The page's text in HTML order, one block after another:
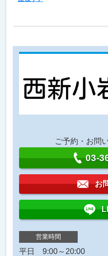
ご予約・お問
03-
お
営業時間
平日 9:00～20:00